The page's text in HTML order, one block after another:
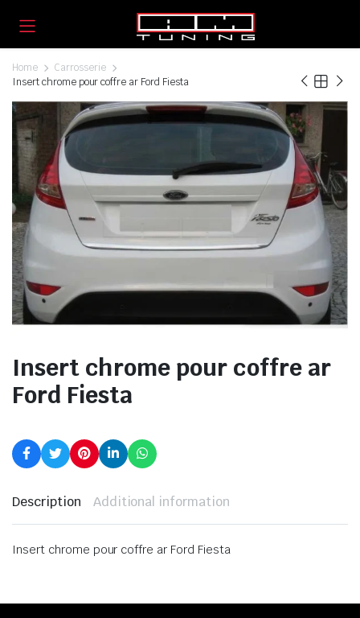
Home
Carrosserie
Insert chrome pour coffre ar Ford Fiesta
Insert chrome pour coffre ar
Ford Fiesta
Description Additional information
Insert chrome pour coffre ar Ford Fiesta